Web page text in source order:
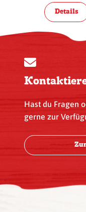
Details
Hast du Fragen
gerne zur